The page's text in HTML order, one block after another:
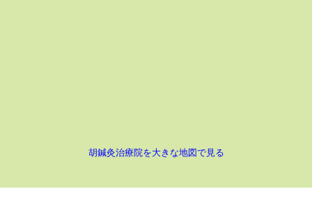
胡鍼灸治療院を大きな地図で見る